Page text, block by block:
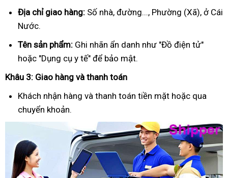
Địa chỉ giao hàng: Số nhà, đường..., Phường (Xã), ở Cái
Nước.
Tên sản phẩm: Ghi nhãn ẩn danh như "Đồ điện tử"
hoặc "Dụng cụ y tế" để bảo mật.
Khâu 3: Giao hàng và thanh toán
Khách nhận hàng và thanh toán tiền mặt hoặc qua
chuyển khoản.